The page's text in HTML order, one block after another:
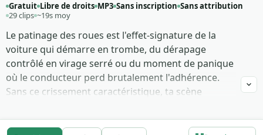
Gratuit Libre de droits MP3 Sans inscription Sans attribution
29 clips ~19s moy
Le patinage des roues est l'effet-signature de la
voiture qui démarre en trombe, du dérapage
contrôlé en virage serré ou du moment de panique
où le conducteur perd brutalement l'adhérence.
Sans ce crissement caractéristique, ta scène
passer un montage de poursuite de générique à